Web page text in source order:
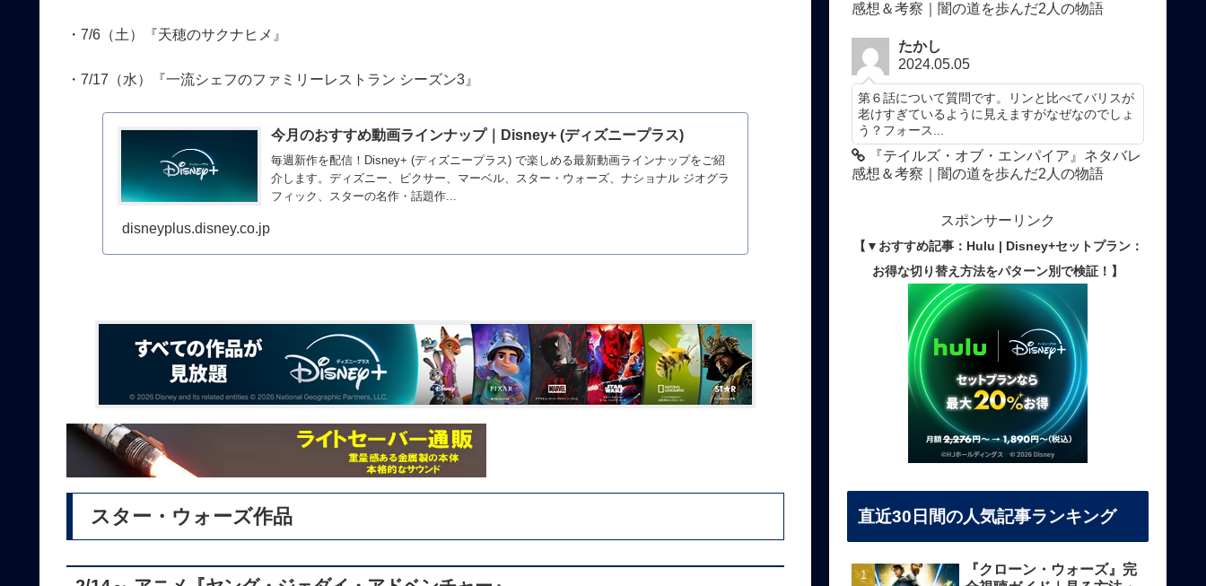
・7/6（土）『天穂のサクナヒメ』
・7/17（水）『一流シェフのファミリーレストラン シーズン3』
今月のおすすめ動画ラインナップ｜Disney+ (ディズニープラス)
毎週新作を配信！Disney+ (ディズニープラス) で楽しめる最新動画ラインナップをご紹
介します。ディズニー、ピクサー、マーベル、スター・ウォーズ、ナショナル ジオグラ
フィック、スターの名作・話題作...
disneyplus.disney.co.jp
スター・ウォーズ作品
感想＆考察｜闇の道を歩んだ2人の物語
たかし
2024.05.05
第６話について質問です。リンと比べてバリスが
老けすぎているように見えますがなぜなのでしょ
う？フォース...
『テイルズ・オブ・エンパイア』ネタバレ
感想＆考察｜闇の道を歩んだ2人の物語
スポンサーリンク
【▼おすすめ記事：Hulu | Disney+セットプラン：
お得な切り替え方法をパターン別で検証！】
直近30日間の人気記事ランキング
『クローン・ウォーズ』完